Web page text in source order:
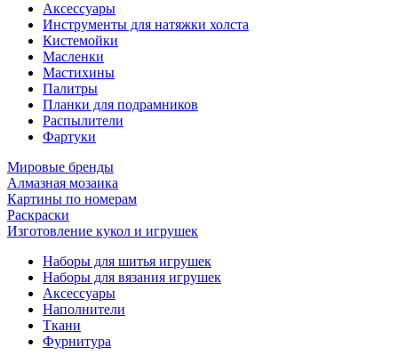
Аксессуары
Инструменты для натяжки холста
Кистемойки
Масленки
Мастихины
Палитры
Планки для подрамников
Распылители
Фартуки
Мировые бренды
Алмазная мозаика
Картины по номерам
Раскраски
Изготовление кукол и игрушек
Наборы для шитья игрушек
Наборы для вязания игрушек
Аксессуары
Наполнители
Ткани
Фурнитура